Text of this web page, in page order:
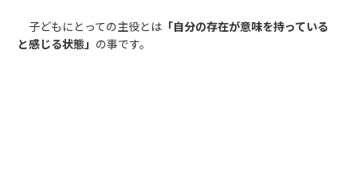
子どもにとっての主役とは 「自分の存在が意味を持っている
と感じる状態」 の事です。